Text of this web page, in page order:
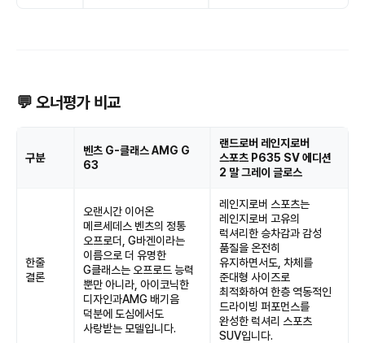
💬 오너평가 비교
구분
벤츠 G-클래스 AMG G
63
랜드로버 레인지로버
스포츠 P635 SV 에디션
2 말 그레이 글로스
한줄
결론
오랜시간 이어온
메르세데스 벤츠의 정통
오프로더, G바겐이라는
이름으로 더 유명한
G클래스는 오프로드 능력
뿐만 아니라, 아이코닉한
디자인과AMG 배기음
덕분에 도심에서도
사랑받는 모델입니다.
레인지로버 스포츠는
레인지로버 고유의
럭셔리한 승차감과 감성
품질을 온전히
유지하면서도, 차체를
준대형 사이즈로
최적화하여 한층 역동적인
드라이빙 퍼포먼스를
완성한 럭셔리 스포츠
SUV입니다.